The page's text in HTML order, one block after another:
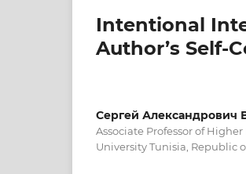
Intentional
Author’s Self-
Сергей Александрович
Associate Professor of
University Tunisia, Republic